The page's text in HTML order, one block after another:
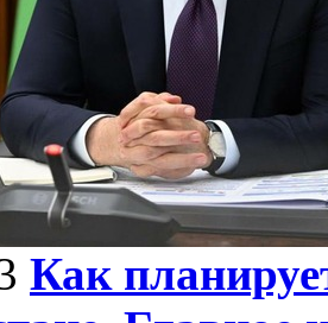
Как